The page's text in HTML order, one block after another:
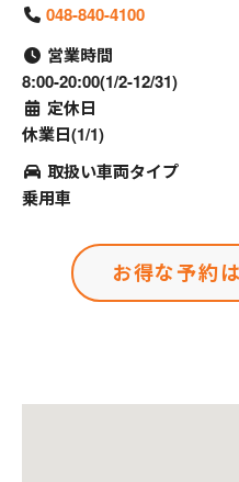
048-840-4100
営業時間
8:00-20:00(1/2-12/31)
定休日
休業日(1/1)
取扱い車両タイプ
乗用車
お得な予約